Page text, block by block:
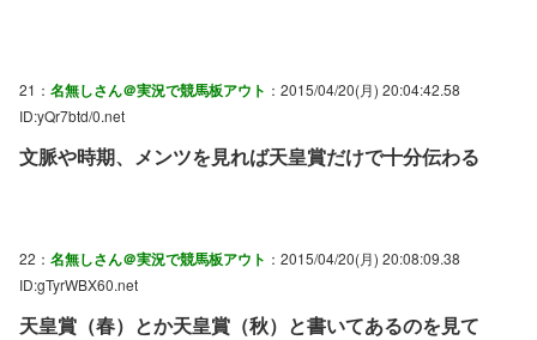
21： 名無しさん＠実況で競馬板アウト ：2015/04/20(月) 20:04:42.58
ID:yQr7btd/0.net
文脈や時期、メンツを見れば天皇賞だけで十分伝わる
22： 名無しさん＠実況で競馬板アウト ：2015/04/20(月) 20:08:09.38
ID:gTyrWBX60.net
天皇賞（春）とか天皇賞（秋）と書いてあるのを見て